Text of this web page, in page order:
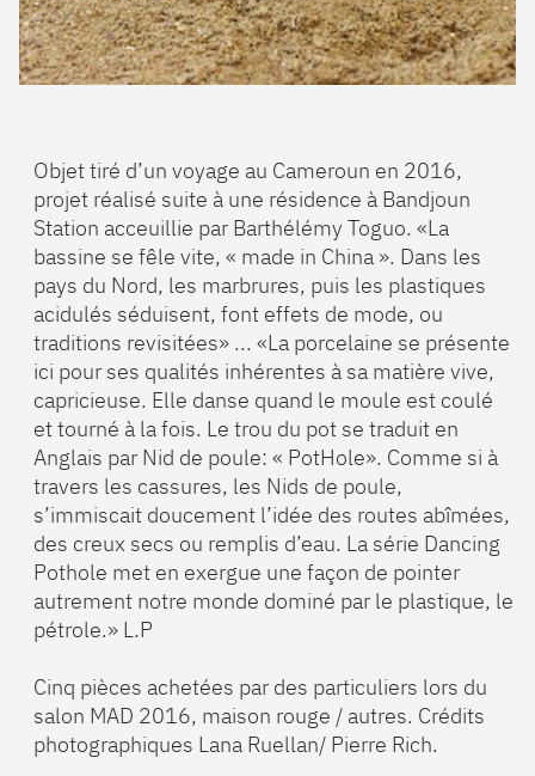
Objet tiré d’un voyage au Cameroun en 2016,
projet réalisé suite à une résidence à Bandjoun
Station acceuillie par Barthélémy Toguo. «La
bassine se fêle vite, « made in China ». Dans les
pays du Nord, les marbrures, puis les plastiques
acidulés séduisent, font effets de mode, ou
traditions revisitées» ... «La porcelaine se présente
ici pour ses qualités inhérentes à sa matière vive,
capricieuse. Elle danse quand le moule est coulé
et tourné à la fois. Le trou du pot se traduit en
Anglais par Nid de poule: « PotHole». Comme si à
travers les cassures, les Nids de poule,
s’immiscait doucement l’idée des routes abîmées,
des creux secs ou remplis d’eau. La série Dancing
Pothole met en exergue une façon de pointer
autrement notre monde dominé par le plastique, le
pétrole.» L.P
Cinq pièces achetées par des particuliers lors du
salon MAD 2016, maison rouge / autres. Crédits
photographiques Lana Ruellan/ Pierre Rich.